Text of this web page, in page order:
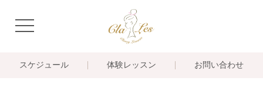
navigation
スケジュール 体験レッスン お問い合わせ